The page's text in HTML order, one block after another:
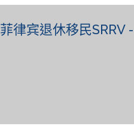
菲律宾退休移民SRRV